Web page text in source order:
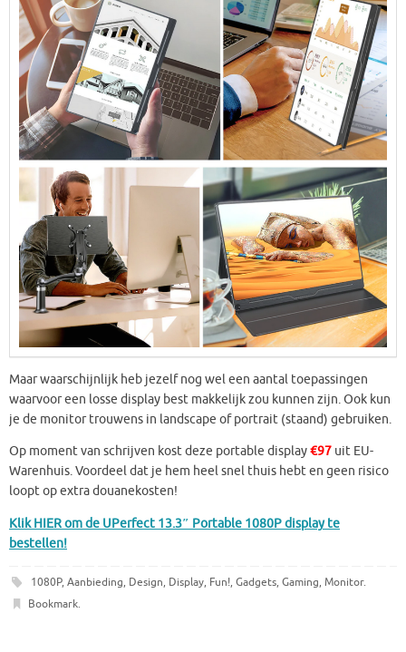
Maar waarschijnlijk heb jezelf nog wel een aantal toepassingen
waarvoor een losse display best makkelijk zou kunnen zijn. Ook kun
je de monitor trouwens in landscape of portrait (staand) gebruiken.
Op moment van schrijven kost deze portable display€97 uit EU-
Warenhuis. Voordeel dat je hem heel snel thuis hebt en geen risico
loopt op extra douanekosten!
Klik HIER om de UPerfect 13.3″ Portable 1080P display te
bestellen!
1080P, Aanbieding, Design, Display, Fun!, Gadgets, Gaming, Monitor.
Bookmark.